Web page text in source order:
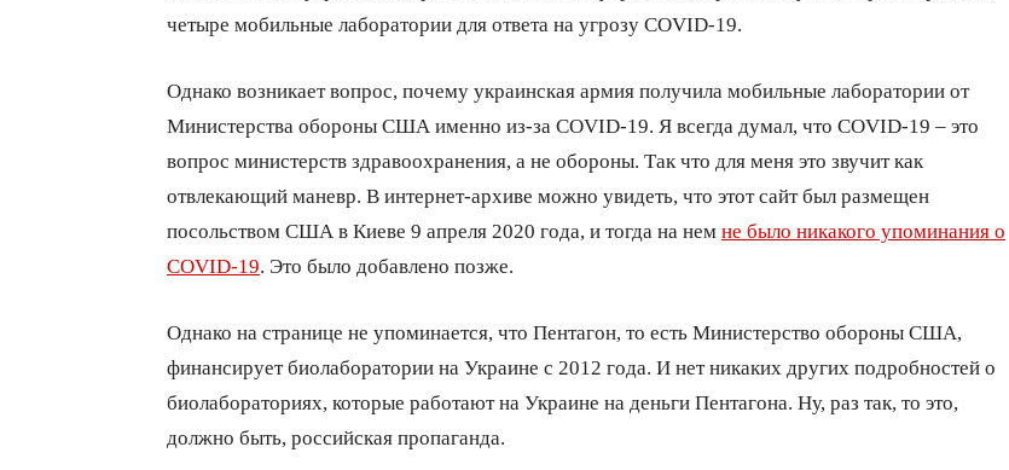
четыре мобильные лаборатории для ответа на угрозу COVID-19.
Однако возникает вопрос, почему украинская армия получила мобильные лаборатории от
Министерства обороны США именно из-за COVID-19. Я всегда думал, что COVID-19 – это
вопрос министерств здравоохранения, а не обороны. Так что для меня это звучит как
отвлекающий маневр. В интернет-архиве можно увидеть, что этот сайт был размещен
посольством США в Киеве 9 апреля 2020 года, и тогда на нем не было никакого упоминания о
COVID-19 . Это было добавлено позже.
Однако на странице не упоминается, что Пентагон, то есть Министерство обороны США,
финансирует биолаборатории на Украине с 2012 года. И нет никаких других подробностей о
биолабораториях, которые работают на Украине на деньги Пентагона. Ну, раз так, то это,
должно быть, российская пропаганда.